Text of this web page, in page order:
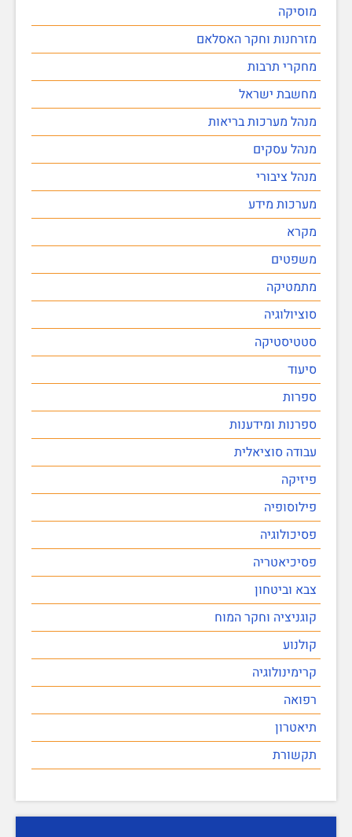
מוסיקה
מזרחנות וחקר האסלאם
מחקרי תרבות
מחשבת ישראל
מנהל מערכות בריאות
מנהל עסקים
מנהל ציבורי
מערכות מידע
מקרא
משפטים
מתמטיקה
סוציולוגיה
סטטיסטיקה
סיעוד
ספרות
ספרנות ומידענות
עבודה סוציאלית
פיזיקה
פילוסופיה
פסיכולוגיה
פסיכיאטריה
צבא וביטחון
קוגניציה וחקר המוח
קולנוע
קרימינולוגיה
רפואה
תיאטרון
תקשורת